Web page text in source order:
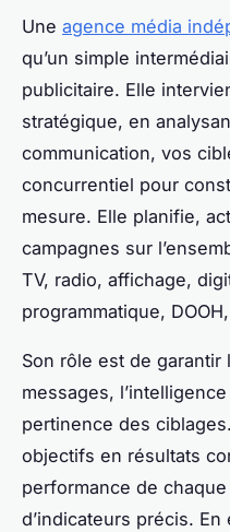
Une agence média
qu’un simple
publicitaire. Elle
stratégique, en
communication, vos
concurrentiel pour
mesure. Elle planifie,
campagnes sur
TV, radio, affichage,
programmatique,
Son rôle est de garantir
messages,
pertinence des
objectifs en résultats
performance de
d’indicateurs précis.